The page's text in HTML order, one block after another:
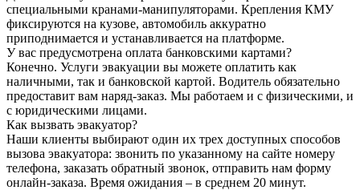
специальными кранами-манипуляторами. Крепления КМУ
фиксируются на кузове, автомобиль аккуратно
приподнимается и устанавливается на платформе.
У вас предусмотрена оплата банковскими картами?
Конечно. Услуги эвакуации вы можете оплатить как
наличными, так и банковской картой. Водитель обязательно
предоставит вам наряд-заказ. Мы работаем и с физическими, и
с юридическими лицами.
Как вызвать эвакуатор?
Наши клиенты выбирают один их трех доступных способов
вызова эвакуатора: звонить по указанному на сайте номеру
телефона, заказать обратный звонок, отправить нам форму
онлайн-заказа. Время ожидания – в среднем 20 минут.